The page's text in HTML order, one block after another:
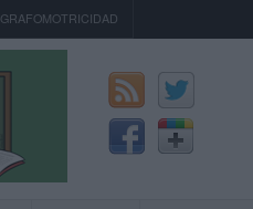
GRAFOMOTRICIDAD